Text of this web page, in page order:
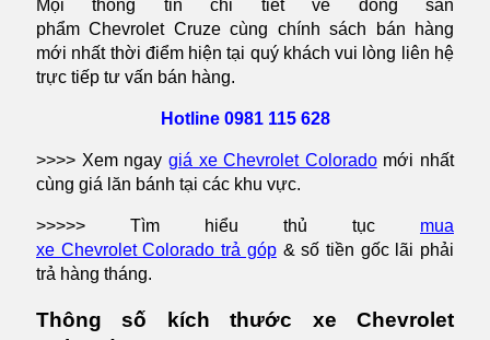
Mọi thông tin chi tiết về dòng sản
phẩm Chevrolet Cruze cùng chính sách bán hàng
mới nhất thời điểm hiện tại quý khách vui lòng liên hệ
trực tiếp tư vấn bán hàng.
Hotline 0981 115 628
>>>> Xem ngay giá xe Chevrolet Coloradomới nhất
cùng giá lăn bánh tại các khu vực.
>>>>> Tìm hiểu thủ tục mua
xe Chevrolet Colorado trả góp& số tiền gốc lãi phải
trả hàng tháng.
Thông số kích thước xe Chevrolet